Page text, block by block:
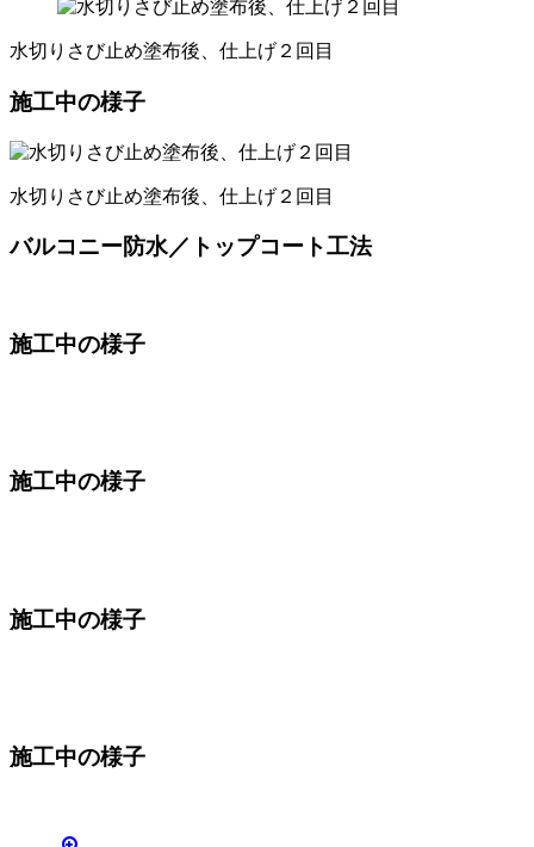
水切りさび止め塗布後、仕上げ２回目
施工中の様子
水切りさび止め塗布後、仕上げ２回目
バルコニー防水／トップコート工法
施工中の様子
施工中の様子
施工中の様子
施工中の様子